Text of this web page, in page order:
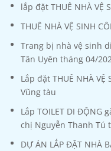
lắp đặt THUÊ NHÀ VỆ
THUÊ NHÀ VỆ SINH
Trang bị nhà vệ sinh
Tân Uyên tháng 04/
Lắp đặt THUÊ NHÀ VỆ
Vũng tàu
Lắp TOILET DI ĐỘNG
chị Nguyễn Thanh Tú
DỰ ÁN LẮP ĐẶT NHÀ